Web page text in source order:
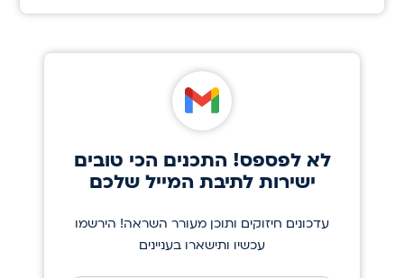
לא לפספס! התכנים הכי טובים
ישירות לתיבת המייל שלכם
עדכונים חיזוקים ותוכן מעורר השראה! הירשמו
עכשיו ותישארו בעניינים